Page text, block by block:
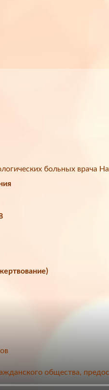
больных врача
общества,